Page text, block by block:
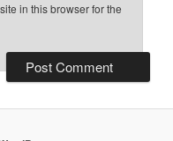
in this browser for the